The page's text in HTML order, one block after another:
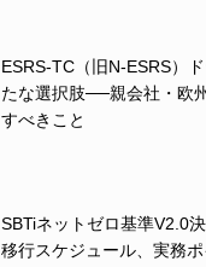
ESRS-TC（旧N-ESRS）
たな選択肢──親会社・欧
すべきこと
SBTiネットゼロ基準V2.0決
移行スケジュール、実務